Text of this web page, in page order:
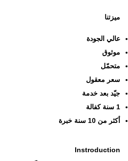
ميزتنا
عالي الجودة
موثوق
متحمّل
سعر معقول
جيّد بعد خدمة
1 سنة كفالة
أكثر من 10 سنة خبرة
Instroduction